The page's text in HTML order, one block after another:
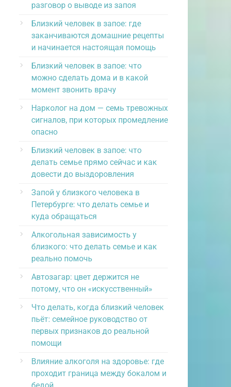
разговор о выводе из запоя
Близкий человек в запое: где
заканчиваются домашние рецепты
и начинается настоящая помощь
Близкий человек в запое: что
можно сделать дома и в какой
момент звонить врачу
Нарколог на дом — семь тревожных
сигналов, при которых промедление
опасно
Близкий человек в запое: что
делать семье прямо сейчас и как
довести до выздоровления
Запой у близкого человека в
Петербурге: что делать семье и
куда обращаться
Алкогольная зависимость у
близкого: что делать семье и как
реально помочь
Автозагар: цвет держится не
потому, что он «искусственный»
Что делать, когда близкий человек
пьёт: семейное руководство от
первых признаков до реальной
помощи
Влияние алкоголя на здоровье: где
проходит граница между бокалом и